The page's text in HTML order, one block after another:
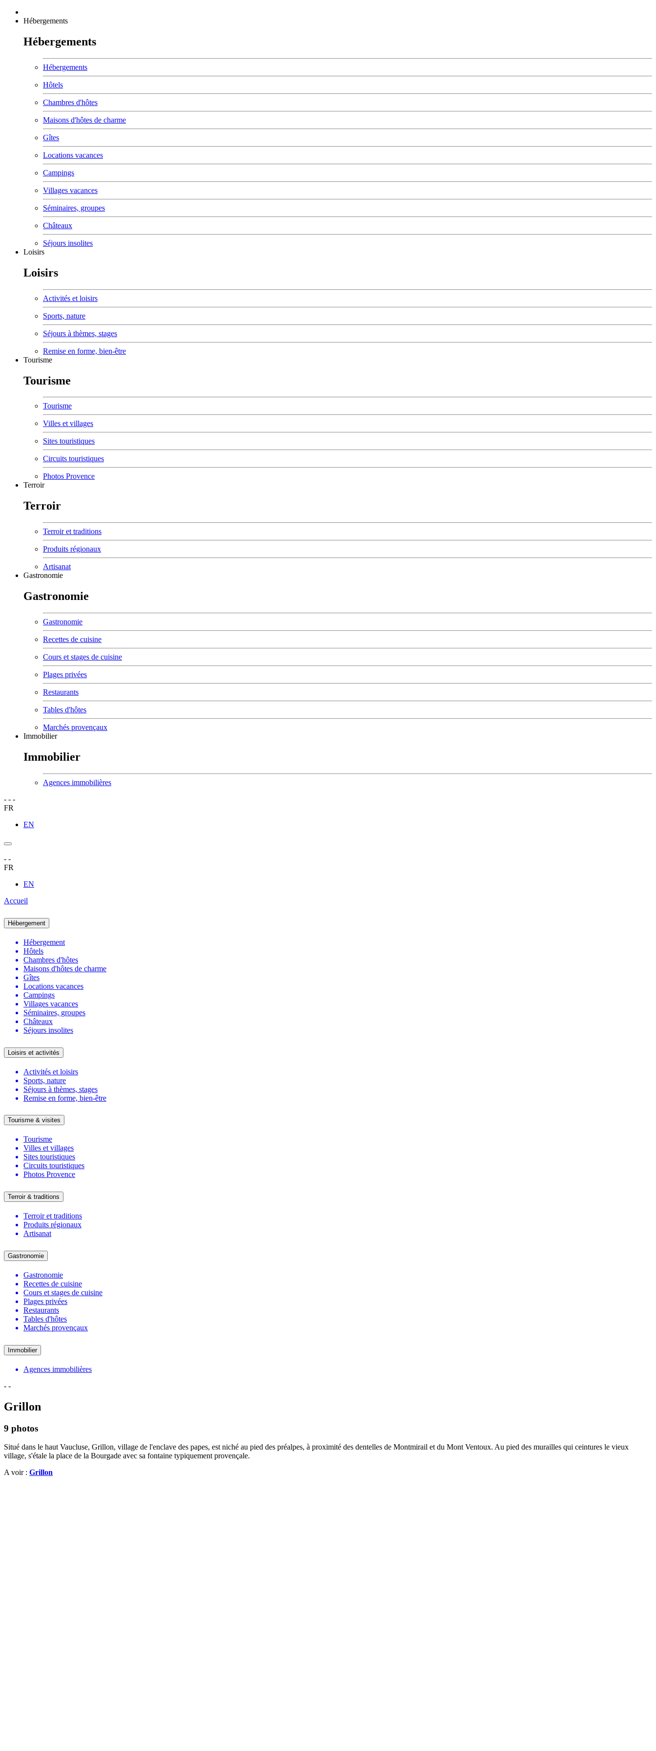
Hébergements
Hébergements
Hébergements
Hôtels
Chambres d'hôtes
Maisons d'hôtes de charme
Gîtes
Locations vacances
Campings
Villages vacances
Séminaires, groupes
Châteaux
Séjours insolites
Loisirs
Loisirs
Activités et loisirs
Sports, nature
Séjours à thèmes, stages
Remise en forme, bien-être
Tourisme
Tourisme
Tourisme
Villes et villages
Sites touristiques
Circuits touristiques
Photos Provence
Terroir
Terroir
Terroir et traditions
Produits régionaux
Artisanat
Gastronomie
Gastronomie
Gastronomie
Recettes de cuisine
Cours et stages de cuisine
Plages privées
Restaurants
Tables d'hôtes
Marchés provençaux
Immobilier
Immobilier
Agences immobilières
- - -
FR
EN
- -
FR
EN
Accueil
Hébergement
Hébergement
Hôtels
Chambres d'hôtes
Maisons d'hôtes de charme
Gîtes
Locations vacances
Campings
Villages vacances
Séminaires, groupes
Châteaux
Séjours insolites
Loisirs et activités
Activités et loisirs
Sports, nature
Séjours à thèmes, stages
Remise en forme, bien-être
Tourisme & visites
Tourisme
Villes et villages
Sites touristiques
Circuits touristiques
Photos Provence
Terroir & traditions
Terroir et traditions
Produits régionaux
Artisanat
Gastronomie
Gastronomie
Recettes de cuisine
Cours et stages de cuisine
Plages privées
Restaurants
Tables d'hôtes
Marchés provençaux
Immobilier
Agences immobilières
- -
Grillon
9 photos
Situé dans le haut Vaucluse, Grillon, village de l'enclave des papes, est niché au pied des préalpes, à proximité des dentelles de Montmirail et du Mont Ventoux. Au pied des murailles qui ceintures le vieux
village, s'étale la place de la Bourgade avec sa fontaine typiquement provençale.
A voir : Grillon